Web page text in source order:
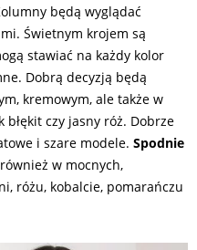
będą wyglądać
Świetnym krojem są
stawiać na każdy kolor
Dobrą decyzją będą
kremowym, ale także w
czy jasny róż. Dobrze
i szare modele. Spodnie
w mocnych,
różu, kobalcie, pomarańczu